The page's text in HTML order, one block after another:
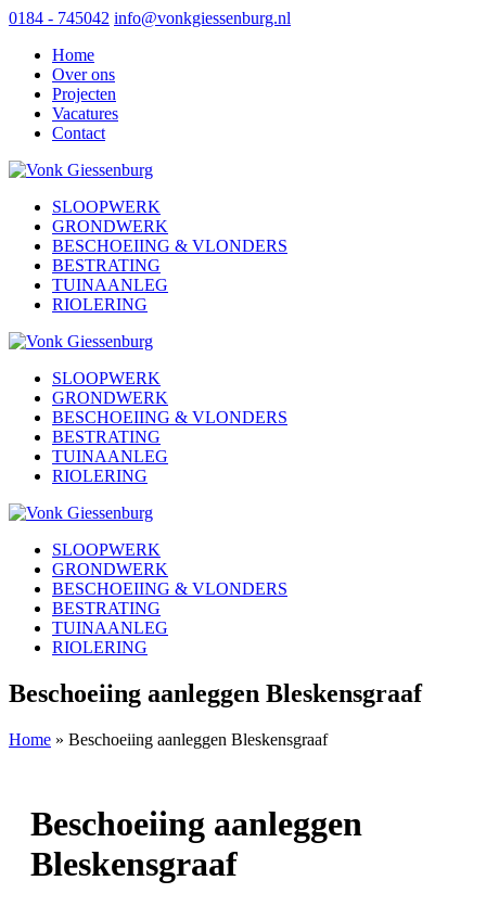
0184 - 745042 info@vonkgiessenburg.nl
Home
Over ons
Projecten
Vacatures
Contact
SLOOPWERK
GRONDWERK
BESCHOEIING & VLONDERS
BESTRATING
TUINAANLEG
RIOLERING
SLOOPWERK
GRONDWERK
BESCHOEIING & VLONDERS
BESTRATING
TUINAANLEG
RIOLERING
SLOOPWERK
GRONDWERK
BESCHOEIING & VLONDERS
BESTRATING
TUINAANLEG
RIOLERING
Beschoeiing aanleggen Bleskensgraaf
Home » Beschoeiing aanleggen Bleskensgraaf
Beschoeiing aanleggen
Bleskensgraaf